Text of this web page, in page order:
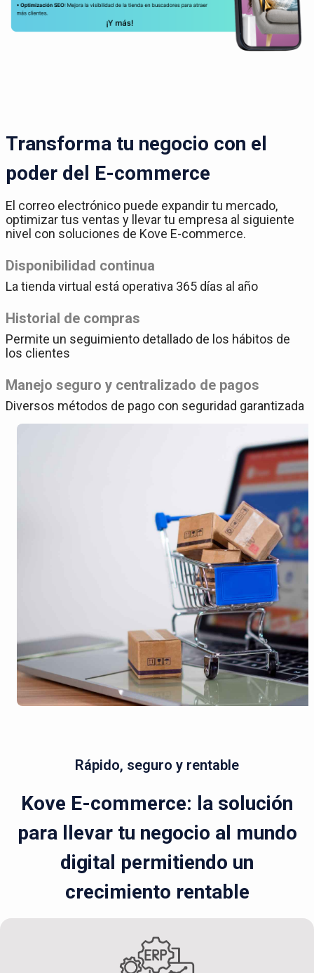
Transforma tu negocio con el
poder del E-commerce
El correo electrónico puede expandir tu mercado,
optimizar tus ventas y llevar tu empresa al siguiente
nivel con soluciones de Kove E-commerce.
Disponibilidad continua
La tienda virtual está operativa 365 días al año
Historial de compras
Permite un seguimiento detallado de los hábitos de
los clientes
Manejo seguro y centralizado de pagos
Diversos métodos de pago con seguridad garantizada
Rápido, seguro y rentable
Kove E-commerce: la solución
para llevar tu negocio al mundo
digital permitiendo un
crecimiento rentable